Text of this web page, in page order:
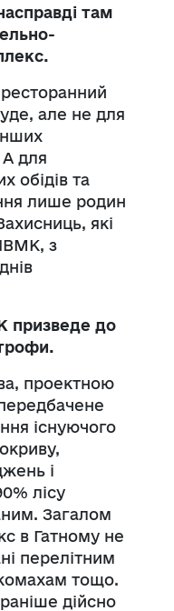
там
але не для
А для
обідів та
лише родин
які
з
призведе до
.
проектною
існуючого
і
лісу
Загалом
в Гатному не
перелітним
тощо.
дійсно